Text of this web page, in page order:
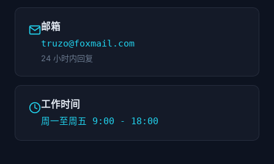
邮箱
truzo@foxmail.com
24 小时内回复
工作时间
周一至周五 9:00 - 18:00